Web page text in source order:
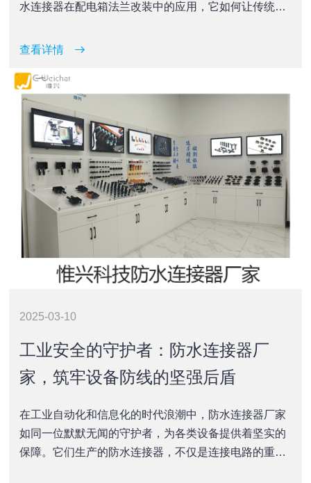
水连接器在配电箱法兰改装中的应用，它如何让传统的
查看详情
2025-03-10
工业安全的守护者：防水连接器厂
家，筑牢设备防线的坚强后盾
在工业自动化和信息化的时代浪潮中，防水连接器厂家
如同一位默默无闻的守护者，为各类设备提供着坚实的
保障。它们生产的防水连接器，不仅是连接电路的重要